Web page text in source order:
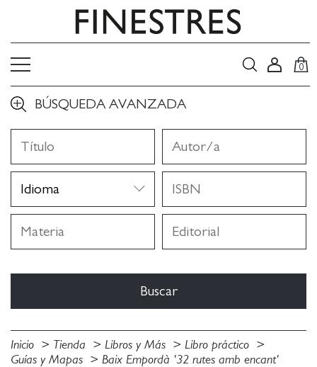
0
BÚSQUEDA AVANZADA
Inicio Tienda Libros y Más
Libro práctico
Guías y Mapas
Baix Empordà '32 rutes amb encant'